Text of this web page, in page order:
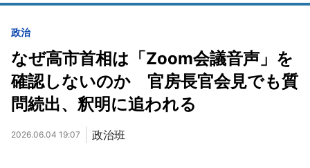
政治
なぜ高市首相は「Zoom会議音声」を
確認しないのか 官房長官会見でも質
問続出、釈明に追われる
2026.06.04 19:07 政治班